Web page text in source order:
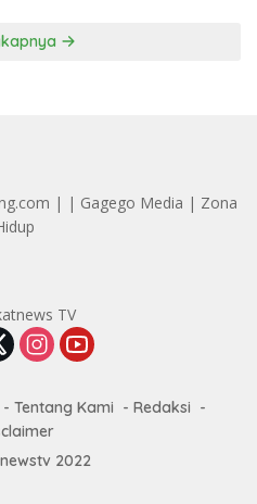
| | Gagego Media | Zona
Tentang Kami
Redaksi
2022